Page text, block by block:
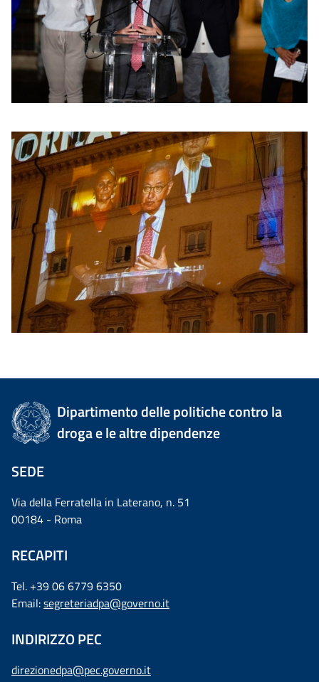
Dipartimento delle politiche contro la
droga e le altre dipendenze
SEDE
Via della Ferratella in Laterano, n. 51
00184 - Roma
RECAPITI
Tel. +39 06 6779 6350
Email:segreteriadpa@governo.it
INDIRIZZO PEC
direzionedpa@pec.governo.it